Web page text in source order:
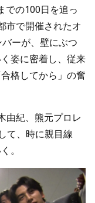
での100日を追っ
市で開催されたオ
ーが、壁にぶつ
姿に密着し、従来
格してから」の奮
由紀、熊元プロレ
て、時に親目線
。